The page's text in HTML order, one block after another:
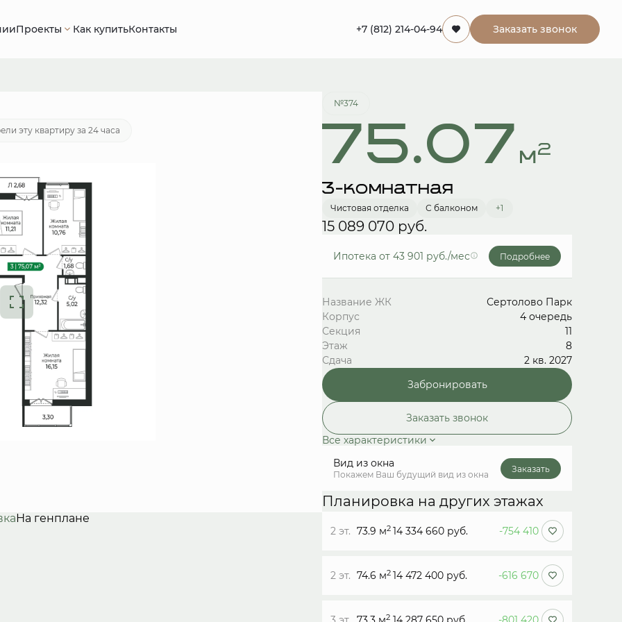
Проекты Как купитьКонтакты +7 (812) 214-04-94 Заказать звонок
070 руб.Ипотекаот 43 901 руб./мес. Забронировать
эту квартиру за 24 часа
На генплане
№374
75.07 м2
3-комнатная
Чистовая отделка С балконом +1
15 089 070 руб.
Ипотека от 43 901 руб./мес Подробнее
Название ЖК
Сертолово Парк
Корпус
4 очередь
Секция
11
Этаж
8
Сдача
2 кв. 2027
Забронировать
Заказать звонок
Все характеристики
Вид из окна
Покажем Ваш будущий вид из окна
Заказать
Планировка на других этажах
2 эт. 73.9 м2 14 334 660 руб. -754 410
2 эт. 74.6 м2 14 472 400 руб. -616 670
2